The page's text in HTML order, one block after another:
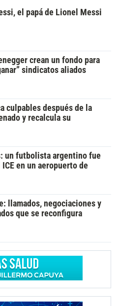
el papá de Lionel Messi
crean un fondo para
sindicatos aliados
culpables después de la
y recalcula su
un futbolista argentino fue
en un aeropuerto de
llamados, negociaciones y
que se reconfigura